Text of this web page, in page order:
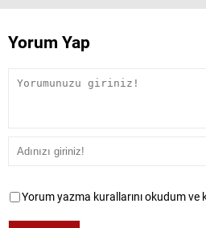
Yorum Yap
Yorum yazma kurallarını okudum ve